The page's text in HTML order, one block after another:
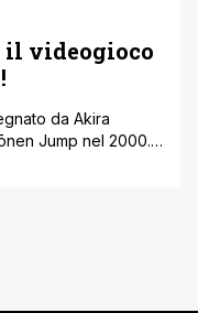
il videogioco
da Akira
Jump nel 2000.